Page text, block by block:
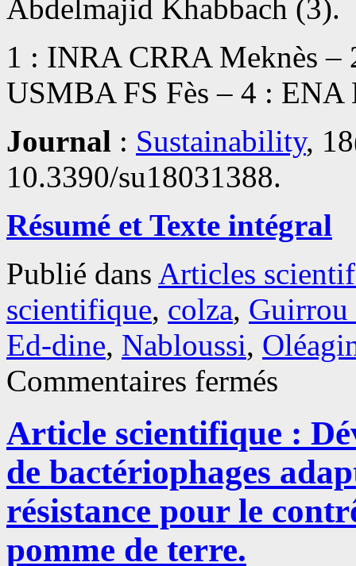
Abdelmajid Khabbach (3).
1 : INRA CRRA Meknès –
USMBA FS Fès – 4 : ENA
Journal : Sustainability,
10.3390/su18031388.
Résumé et Texte intégral
Publié dans Articles
scientifique, colza, Guirrou
Ed-dine, Nabloussi,
Commentaires fermés
Effets
de
la
sécheresse
sur
stabilité
du
Article scientifique :
de bactériophages
résistance pour le
pomme de terre.